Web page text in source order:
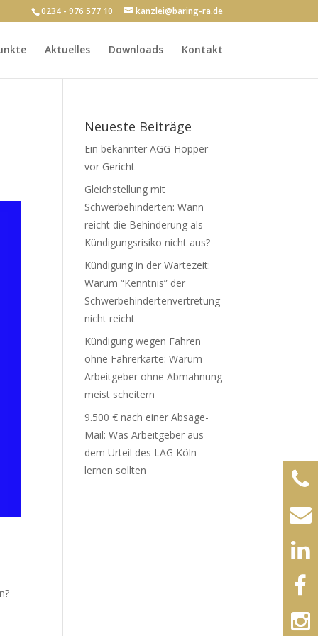
0234 - 976 577 10 kanzlei@baring-ra.de
Aktuelles Downloads Kontakt
Neueste Beiträge
Ein bekannter AGG-Hopper
vor Gericht
Gleichstellung mit
Schwerbehinderten: Wann
reicht die Behinderung als
Kündigungsrisiko nicht aus?
Kündigung in der Wartezeit:
Warum “Kenntnis” der
Schwerbehindertenvertretung
nicht reicht
Kündigung wegen Fahren
ohne Fahrerkarte: Warum
Arbeitgeber ohne Abmahnung
meist scheitern
9.500 € nach einer Absage-
Mail: Was Arbeitgeber aus
dem Urteil des LAG Köln
lernen sollten